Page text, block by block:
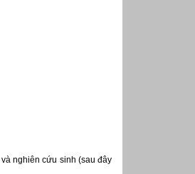
nghiên cứu sinh (sau đây